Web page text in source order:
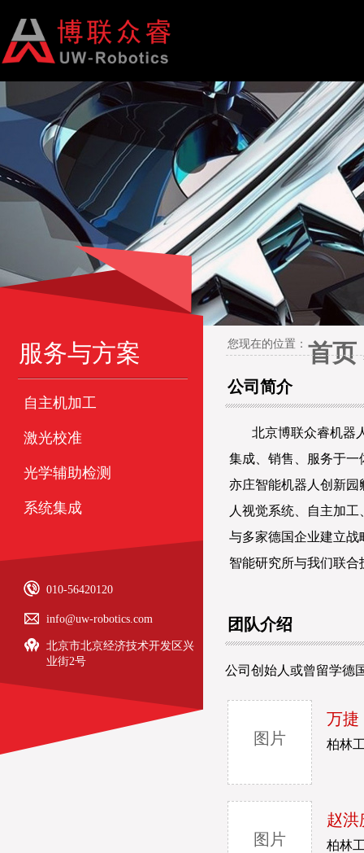
您现在的位置：
服务与方案 首页
公司简介
自主机加工
激光校准
光学辅助检测
系统集成
北京博联众睿机器人
集成、销售、服务于一
亦庄智能机器人创新
人视觉系统、自主加
与多家德国企业建立
智能研究所与我们联
010-56420120
团队介绍
info@uw-robotics.com
北京市北京经济技术开发区兴
业街2号
公司创始人或曾留学德
图片
万
柏林
图片
赵
柏林